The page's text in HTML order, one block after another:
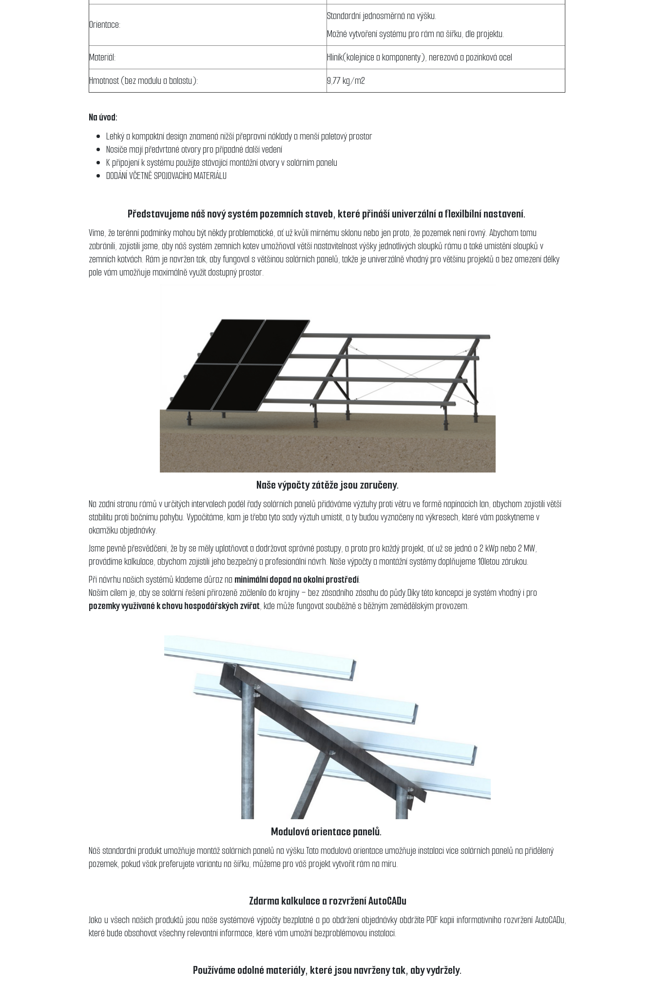
Orientace:
Standardní jednosměrná na výšku.
Možné vytvoření systému pro rám na šířku, dle projektu.
Materiál:
Hliník(kolejnice a komponenty), nerezová a pozinková ocel
Hmotnost (bez modulu a balastu):
9,77 kg/m2
Na úvod:
Lehký a kompaktní design znamená nižší přepravní náklady a menší paletový prostor
Nosiče mají předvrtané otvory pro případné další vedení
K připojení k systému použijte stávající montážní otvory v solárním panelu
DODÁNÍ VČETNĚ SPOJOVACÍHO MATERIÁLU
Představujeme náš nový systém pozemních staveb, které přináší univerzální a flexilbílní nastavení.
Víme, že terénní podmínky mohou být někdy problematické, ať už kvůli mírnému sklonu nebo jen proto, že pozemek není rovný. Abychom tomu
zabránili, zajistili jsme, aby náš systém zemních kotev umožňoval větší nastavitelnost výšky jednotlivých sloupků rámu a také umístění sloupků v
zemních kotvách.Rám je navržen tak, aby fungoval s většinou solárních panelů, takže je univerzálně vhodný pro většinu projektů a bez omezení délky
pole vám umožňuje maximálně využít dostupný prostor.
Naše výpočty zátěže jsou zaručeny.
Na zadní stranu rámů v určitých intervalech podél řady solárních panelů přidáváme výztuhy proti větru ve formě napínacích lan, abychom zajistili větší
stabilitu proti bočnímu pohybu. Vypočítáme, kam je třeba tyto sady výztuh umístit, a ty budou vyznačeny na výkresech, které vám poskytneme v
okamžiku objednávky.
Jsme pevně přesvědčeni, že by se měly uplatňovat a dodržovat správné postupy, a proto pro každý projekt, ať už se jedná o 2 kWp nebo 2 MW,
provádíme kalkulace, abychom zajistili jeho bezpečný a profesionální návrh. Naše výpočty a montážní systémy doplňujeme 10letou zárukou.
Při návrhu našich systémů klademe důraz na minimální dopad na okolní prostředí.
Naším cílem je, aby se solární řešení přirozeně začlenilo do krajiny – bez zásadního zásahu do půdy.Díky této koncepci je systém vhodný i pro
pozemky využívané k chovu hospodářských zvířat, kde může fungovat souběžně s běžným zemědělským provozem.
Modulová orientace panelů.
Náš standardní produkt umožňuje montáž solárních panelů na výšku.Tato modulová orientace umožňuje instalaci více solárních panelů na přidělený
pozemek, pokud však preferujete variantu na šířku, můžeme pro váš projekt vytvořit rám na míru.
Zdarma kalkulace a rozvržení AutoCADu
Jako u všech našich produktů jsou naše systémové výpočty bezplatné a po obdržení objednávky obdržíte PDF kopii informativního rozvržení AutoCADu,
které bude obsahovat všechny relevantní informace, které vám umožní bezproblémovou instalaci.
Používáme odolné materiály, které jsou navrženy tak, aby vydržely.